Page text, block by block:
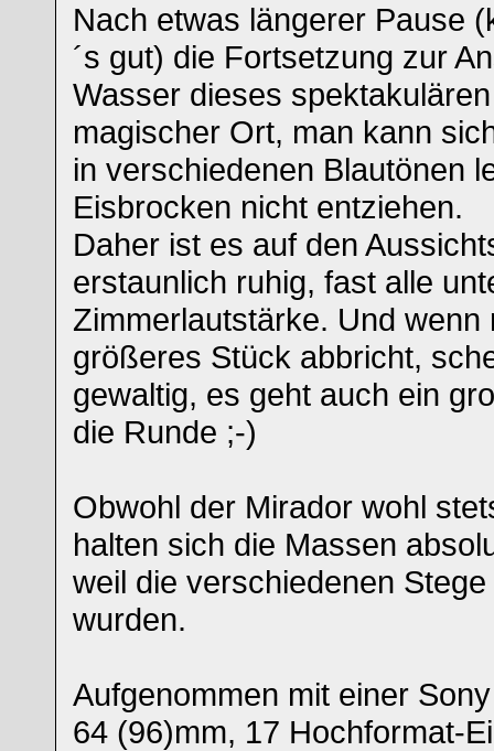
Nach etwas längerer Pause
´s gut) die Fortsetzung zur
Wasser dieses
magischer Ort, man kann
in verschiedenen Blautönen
Eisbrocken nicht entziehen.
Daher ist es auf den
erstaunlich ruhig, fast alle
Zimmerlautstärke. Und wenn
größeres Stück abbricht,
gewaltig, es geht auch ein
die Runde ;-)
Obwohl der Mirador wohl
halten sich die Massen
weil die verschiedenen
wurden.
Aufgenommen mit einer
64 (96)mm, 17 Hochformat-